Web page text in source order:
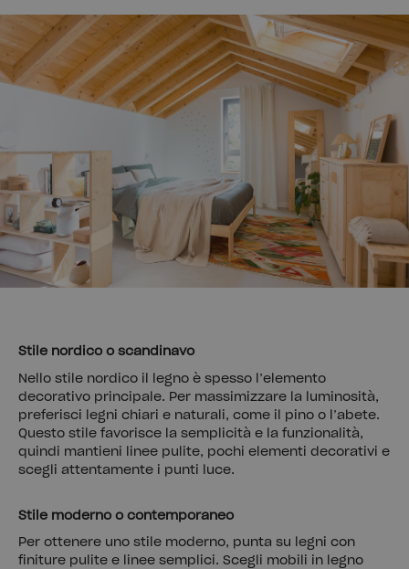
Stile nordico o scandinavo
Nello stile nordico il legno è spesso l’elemento
decorativo principale. Per massimizzare la luminosità,
preferisci legni chiari e naturali, come il pino o l’abete.
Questo stile favorisce la semplicità e la funzionalità,
quindi mantieni linee pulite, pochi elementi decorativi e
scegli attentamente i punti luce.
Stile moderno o contemporaneo
Per ottenere uno stile moderno, punta su legni con
finiture pulite e linee semplici. Scegli mobili in legno